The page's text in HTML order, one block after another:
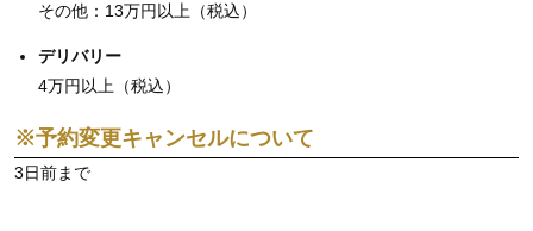
その他：13万円以上（税込）
デリバリー
4万円以上（税込）
※予約変更キャンセルについて
3日前まで